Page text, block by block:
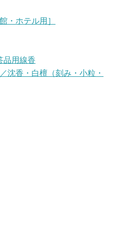
・ホテル用］
品用線香
沈香・白檀（刻み・小粒・